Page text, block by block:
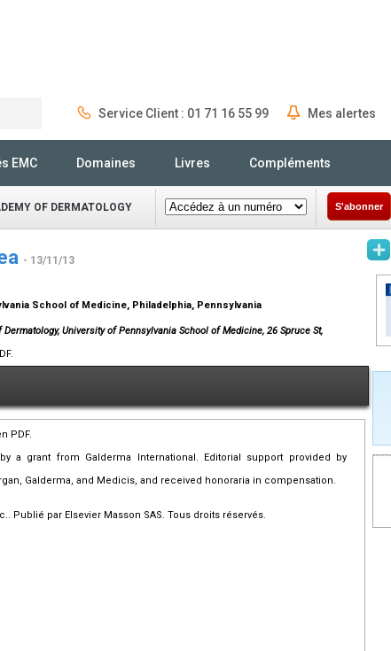
Service Client : 01 71 16 55 99 Mes alertes
EMC Domaines Livres Compléments
OF DERMATOLOGY S'abonner
- 13/11/13
School of Medicine, Philadelphia, Pennsylvania
University of Pennsylvania School of Medicine, 26 Spruce St,
PDF.
a grant from Galderma International. Editorial support provided by
Galderma, and Medicis, and received honoraria in compensation.
Publié par Elsevier Masson SAS. Tous droits réservés.